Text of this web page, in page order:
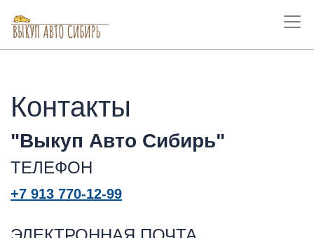
Контакты
"Выкуп Авто Сибирь"
ТЕЛЕФОН
+7 913 770-12-99